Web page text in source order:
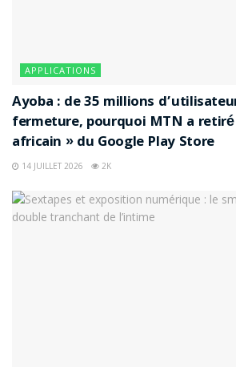
APPLICATIONS
Ayoba : de 35 millions
fermeture, pourquoi MTN a
africain » du Google Play Store
14 JUILLET 2026 2K